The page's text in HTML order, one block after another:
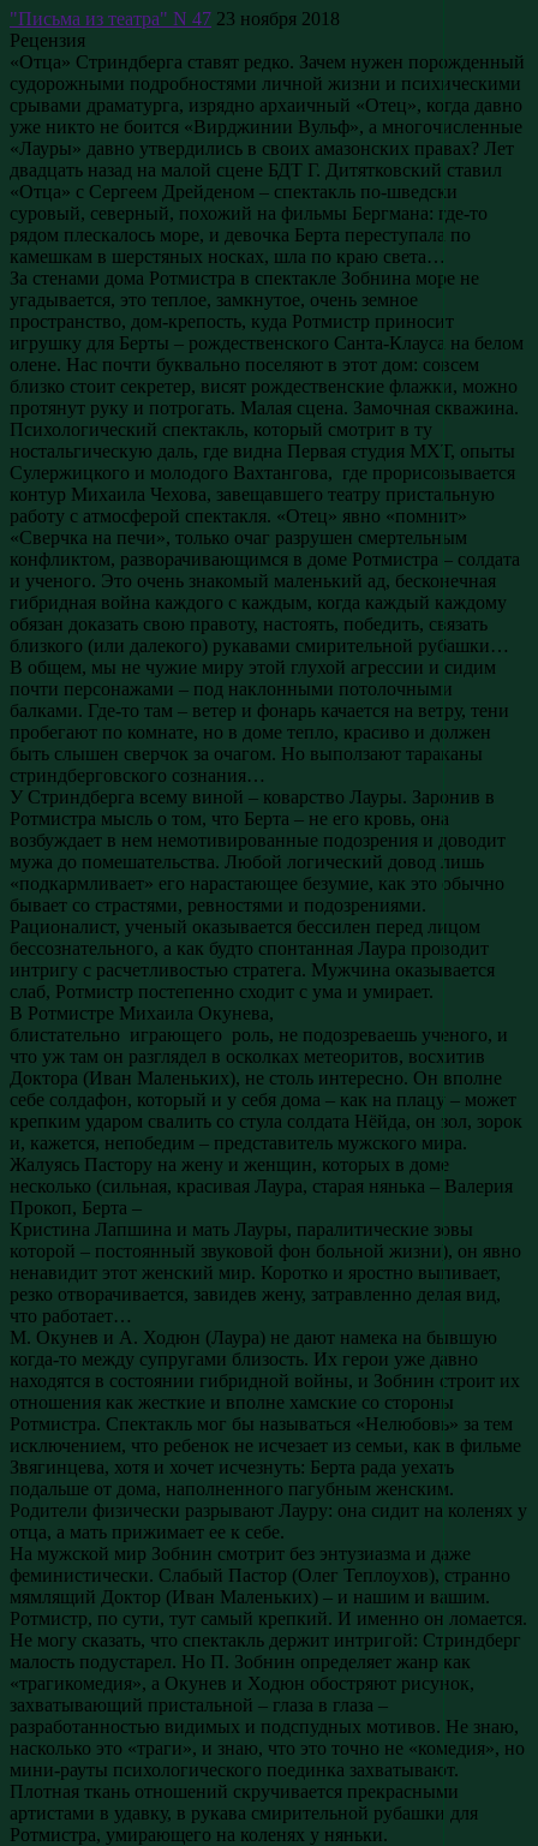
"Письма из театра" N 47 23 ноября 2018
Рецензия
«Отца» Стриндберга ставят редко. Зачем нужен порожденный
судорожными подробностями личной жизни и психическими
срывами драматурга, изрядно архаичный «Отец», когда давно
уже никто не боится «Вирджинии Вульф», а многочисленные
«Лауры» давно утвердились в своих амазонских правах? Лет
двадцать назад на малой сцене БДТ Г. Дитятковский ставил
«Отца» с Сергеем Дрейденом – спектакль по-шведски
суровый, северный, похожий на фильмы Бергмана: где-то
рядом плескалось море, и девочка Берта переступала по
камешкам в шерстяных носках, шла по краю света…
За стенами дома Ротмистра в спектакле Зобнина море не
угадывается, это теплое, замкнутое, очень земное
пространство, дом-крепость, куда Ротмистр приносит
игрушку для Берты – рождественского Санта-Клауса на белом
олене. Нас почти буквально поселяют в этот дом: совсем
близко стоит секретер, висят рождественские флажки, можно
протянут руку и потрогать. Малая сцена. Замочная скважина.
Психологический спектакль, который смотрит в ту
ностальгическую даль, где видна Первая студия МХТ, опыты
Сулержицкого и молодого Вахтангова, где прорисовывается
контур Михаила Чехова, завещавшего театру пристальную
работу с атмосферой спектакля. «Отец» явно «помнит»
«Сверчка на печи», только очаг разрушен смертельным
конфликтом, разворачивающимся в доме Ротмистра – солдата
и ученого. Это очень знакомый маленький ад, бесконечная
гибридная война каждого с каждым, когда каждый каждому
обязан доказать свою правоту, настоять, победить, связать
близкого (или далекого) рукавами смирительной рубашки…
В общем, мы не чужие миру этой глухой агрессии и сидим
почти персонажами – под наклонными потолочными
балками. Где-то там – ветер и фонарь качается на ветру, тени
пробегают по комнате, но в доме тепло, красиво и должен
быть слышен сверчок за очагом. Но выползают тараканы
стриндберговского сознания…
У Стриндберга всему виной – коварство Лауры. Заронив в
Ротмистра мысль о том, что Берта – не его кровь, она
возбуждает в нем немотивированные подозрения и доводит
мужа до помешательства. Любой логический довод лишь
«подкармливает» его нарастающее безумие, как это обычно
бывает со страстями, ревностями и подозрениями.
Рационалист, ученый оказывается бессилен перед лицом
бессознательного, а как будто спонтанная Лаура проводит
интригу с расчетливостью стратега. Мужчина оказывается
слаб, Ротмистр постепенно сходит с ума и умирает.
В Ротмистре Михаила Окунева,
блистательно играющего роль, не подозреваешь ученого, и
что уж там он разглядел в осколках метеоритов, восхитив
Доктора (Иван Маленьких), не столь интересно. Он вполне
себе солдафон, который и у себя дома – как на плацу – может
крепким ударом свалить со стула солдата Нёйда, он зол, зорок
и, кажется, непобедим – представитель мужского мира.
Жалуясь Пастору на жену и женщин, которых в доме
несколько (сильная, красивая Лаура, старая нянька – Валерия
Прокоп, Берта –
Кристина Лапшина и мать Лауры, паралитические зовы
которой – постоянный звуковой фон больной жизни), он явно
ненавидит этот женский мир. Коротко и яростно выпивает,
резко отворачивается, завидев жену, затравленно делая вид,
что работает…
М. Окунев и А. Ходюн (Лаура) не дают намека на бывшую
когда-то между супругами близость. Их герои уже давно
находятся в состоянии гибридной войны, и Зобнин строит их
отношения как жесткие и вполне хамские со стороны
Ротмистра. Спектакль мог бы называться «Нелюбовь» за тем
исключением, что ребенок не исчезает из семьи, как в фильме
Звягинцева, хотя и хочет исчезнуть: Берта рада уехать
подальше от дома, наполненного пагубным женским.
Родители физически разрывают Лауру: она сидит на коленях у
отца, а мать прижимает ее к себе.
На мужской мир Зобнин смотрит без энтузиазма и даже
феминистически. Слабый Пастор (Олег Теплоухов), странно
мямлящий Доктор (Иван Маленьких) – и нашим и вашим.
Ротмистр, по сути, тут самый крепкий. И именно он ломается.
Не могу сказать, что спектакль держит интригой: Стриндберг
малость подустарел. Но П. Зобнин определяет жанр как
«трагикомедия», а Окунев и Ходюн обостряют рисунок,
захватывающий пристальной – глаза в глаза –
разработанностью видимых и подспудных мотивов. Не знаю,
насколько это «траги», и знаю, что это точно не «комедия», но
мини-рауты психологического поединка захватывают.
Плотная ткань отношений скручивается прекрасными
артистами в удавку, в рукава смирительной рубашки для
Ротмистра, умирающего на коленях у няньки.